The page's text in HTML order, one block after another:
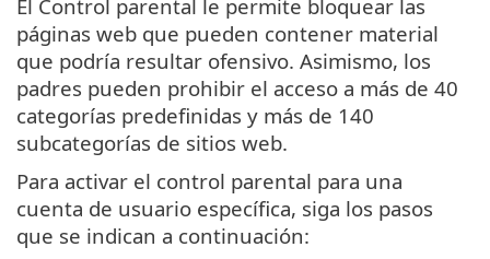
El Control parental le permite bloquear las
páginas web que pueden contener material
que podría resultar ofensivo. Asimismo, los
padres pueden prohibir el acceso a más de 40
categorías predefinidas y más de 140
subcategorías de sitios web.
Para activar el control parental para una
cuenta de usuario específica, siga los pasos
que se indican a continuación: